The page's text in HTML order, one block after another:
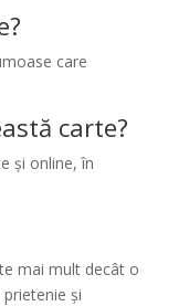
care
carte?
și online, în
mai mult decât o
și